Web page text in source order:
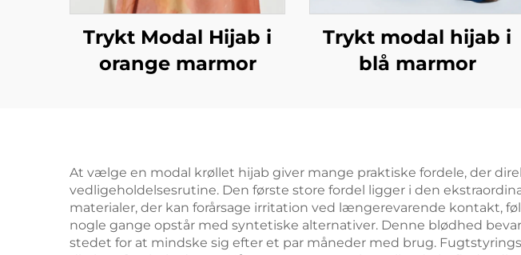
Trykt Modal Hijab i
orange marmor
Trykt modal hijab i
blå marmor
At vælge en modal krøllet hijab giver mange praktiske fordele, der
vedligeholdelsesrutine. Den første store fordel ligger i den
materialer, der kan forårsage irritation ved længerevarende kontakt,
nogle gange opstår med syntetiske alternativer. Denne blødhed
stedet for at mindske sig efter et par måneder med brug.